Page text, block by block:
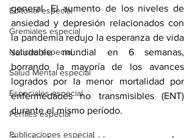
Editorial especial
Gremiales especial
Noticias especial
Salud Mental especial
Especiales especial
Perfiles especial
Publicaciones especial
general. El aumento de los niveles de
ansiedad y depresión relacionados con
la pandemia redujo la esperanza de vida
saludable mundial en 6 semanas,
borrando la mayoría de los avances
logrados por la menor mortalidad por
enfermedades no transmisibles (ENT)
durante el mismo período.